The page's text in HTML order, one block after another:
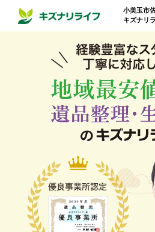
小美玉市
キズナリ